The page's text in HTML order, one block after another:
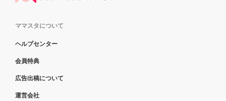
ママスタについて
ヘルプセンター
会員特典
広告出稿について
運営会社